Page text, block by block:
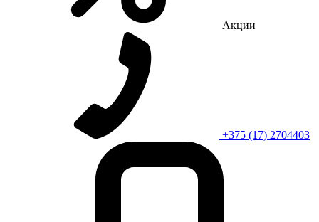
Акции
+375 (17) 2704403